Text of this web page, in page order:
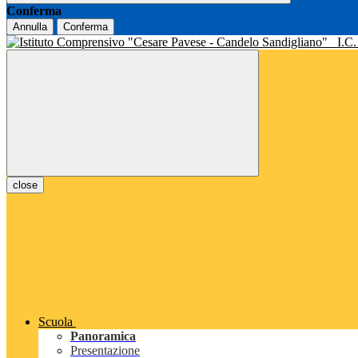
Conferma
Annulla Conferma
I.C.
close
Scuola
Panoramica
Presentazione